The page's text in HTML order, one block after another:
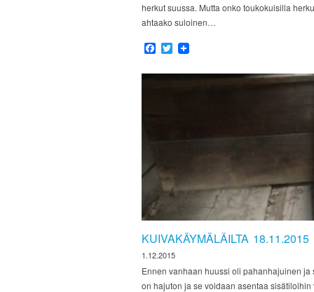
herkut suussa. Mutta onko toukokuisilla
ahtaako suloinen…
Facebook
Twitter
KUIVAKÄYMÄLÄILTA 18.11.2015
1.12.2015
Ennen vanhaan huussi oli pahanhajuinen
on hajuton ja se voidaan asentaa